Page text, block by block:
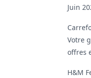
Juin
Votre
offres
H&M